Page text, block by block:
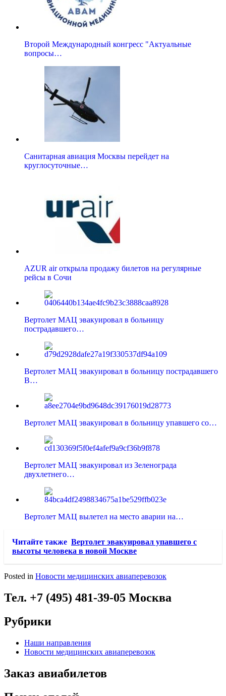
Второй Международный конгресс "Актуальные
вопросы…
Санитарная авиация Москвы перейдет на
круглосуточные…
AZUR air открыла продажу билетов на регулярные
рейсы в Сочи
Вертолет МАЦ эвакуировал в больницу
пострадавшего…
Вертолет МАЦ эвакуировал в больницу пострадавшего
В…
Вертолет МАЦ эвакуировал в больницу упавшего со…
Вертолет МАЦ эвакуировал из Зеленограда
двухлетнего…
Вертолет МАЦ вылетел на место аварии на…
Читайте также Вертолет эвакуировал упавшего с
высоты человека в новой Москве
Posted in Новости медицинских авиаперевозок
Тел. +7 (495) 481-39-05 Москва
Рубрики
Наши направления
Новости медицинских авиаперевозок
Заказ авиабилетов